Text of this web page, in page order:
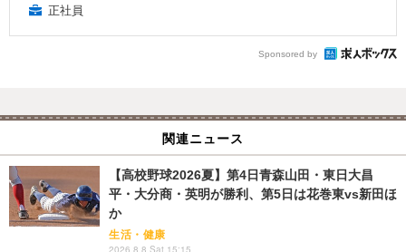
正社員
Sponsored by
関連ニュース
【高校野球2026夏】第4日青森山田・東日大昌
平・大分商・英明が勝利、第5日は花巻東vs新田ほ
か
生活・健康